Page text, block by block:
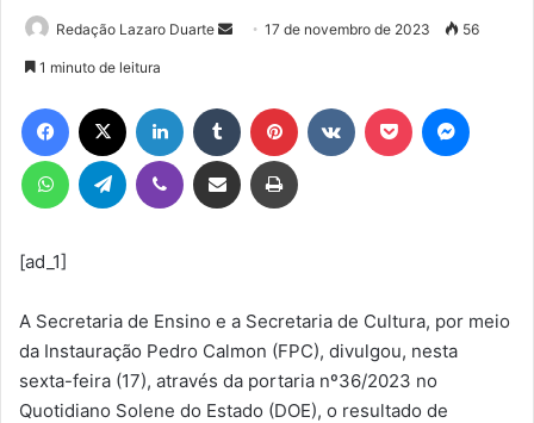
Redação Lazaro Duarte
Mande
mail
17 de novembro de 2023 56
1 minuto de leitura
Facebook Linkedin Tumblr Pinterest Pocket
WhatsAppTelegram Viber Compartilhar via e-mail Imprimir
[ad_1]
A Secretaria de Ensino e a Secretaria de Cultura, por meio
da Instauração Pedro Calmon (FPC), divulgou, nesta
sexta-feira (17), através da portaria nº36/2023 no
Quotidiano Solene do Estado (DOE), o resultado de